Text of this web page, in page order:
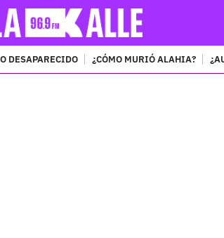
DESAPARECIDO ¿CÓMO MURIÓ ALAHIA?